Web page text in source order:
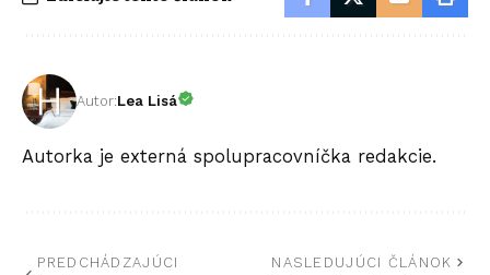
Autor:Lea Lisá
Autorka je externá spolupracovníčka redakcie.
PREDCHÁDZAJÚCI
NASLEDUJÚCI ČLÁNOK